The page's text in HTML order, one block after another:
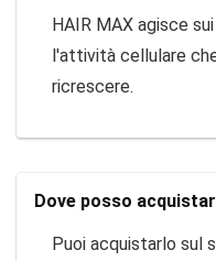
HAIR MAX agisce
l'attività cellulare
ricrescere.
Dove posso
Puoi acquistarlo sul